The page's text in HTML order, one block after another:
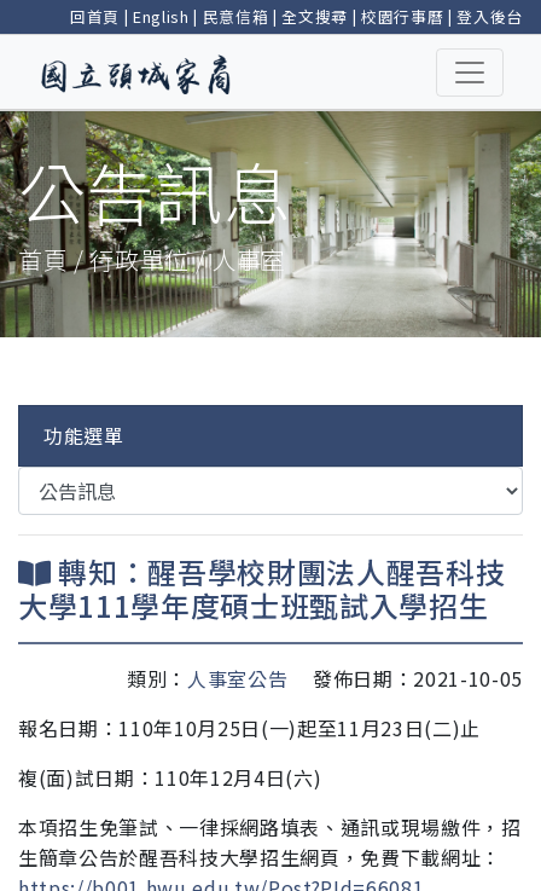
回首頁 | English | 民意信箱 |全文搜尋 | 校園行事曆 |登入後台
公告訊息
首頁 / 行政單位 / 人事室
功能選單
轉知：醒吾學校財團法人醒吾科技
大學111學年度碩士班甄試入學招生
類別： 人事室公告
發佈日期：2021-10-05
報名日期：110年10月25日(一)起至11月23日(二)止
複(面)試日期：110年12月4日(六)
本項招生免筆試、一律採網路填表、通訊或現場繳件，招
生簡章公告於醒吾科技大學招生網頁，免費下載網址：